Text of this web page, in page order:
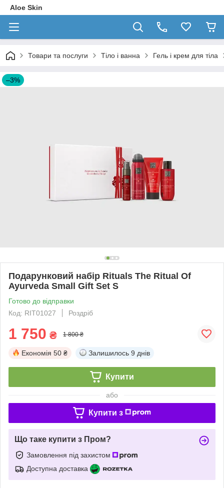
Aloe Skin
Товари та послуги Тіло і ванна Гель і крем для тіла
–3%
Подарунковий набір Rituals The Ritual Of
Ayurveda Small Gift Set S
Готово до відправки
Код: RIT01027
Роздріб
1 750 ₴ 1 800 ₴
Економія 50 ₴ Залишилось 9 днів
Купити
або
Купити з
Що таке купити з Пром?
Замовлення під захистом
Доступна доставка